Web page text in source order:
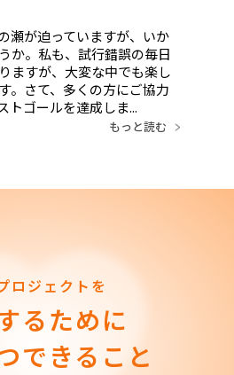
瀬が迫っていますが、いか
か。私も、試行錯誤の毎日
ますが、大変な中でも楽し
。さて、多くの方にご協力
トゴールを達成しま...
もっと読む
ロジェクトを
るために
できること